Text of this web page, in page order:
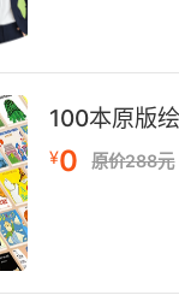
儿童英语口语
以将主修课程
天词句跟读的
英语口语发音
英语知识。词
音和外教的英
误的英语发音
正错误的发音
100本原版
¥0 原价288元